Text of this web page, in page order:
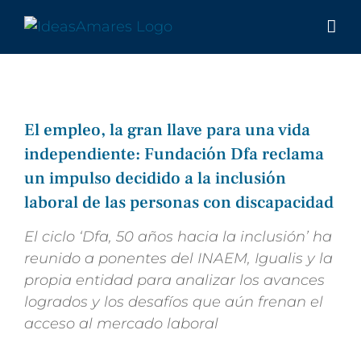
contenido
El empleo, la gran llave para una vida
independiente: Fundación Dfa reclama
un impulso decidido a la inclusión
laboral de las personas con discapacidad
Elciclo ‘Dfa, 50 años hacia la inclusión’ ha
reunido a ponentes del INAEM, Igualis y la
propia entidad para analizar los avances
logrados y los desafíos que aún frenan el
acceso al mercado laboral